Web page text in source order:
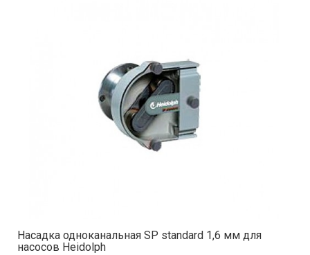
Насадка одноканальная SP standard 1,6 мм для
насосов Heidolph